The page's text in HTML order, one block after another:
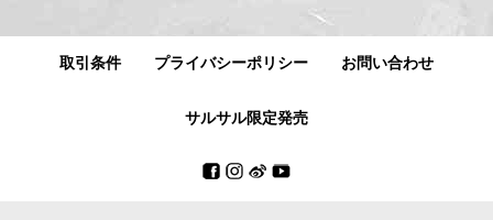
取引条件 プライバシーポリシー お問い合わせ
サルサル限定発売